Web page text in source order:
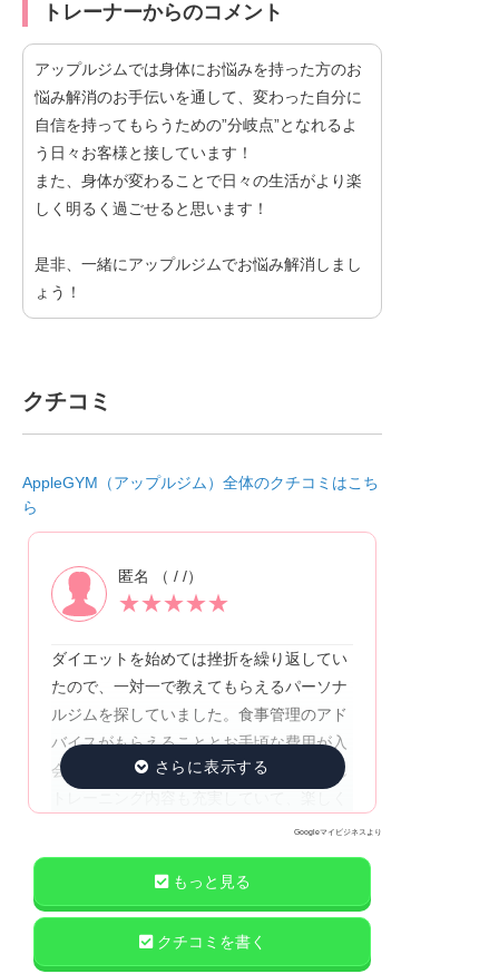
トレーナーからのコメント
アップルジムでは身体にお悩みを持った方のお
悩み解消のお手伝いを通して、変わった自分に
自信を持ってもらうための”分岐点”となれるよ
う日々お客様と接しています！
また、身体が変わることで日々の生活がより楽
しく明るく過ごせると思います！
是非、一緒にアップルジムでお悩み解消しまし
ょう！
クチコミ
AppleGYM（アップルジム）全体のクチコミはこち
ら
匿名 （ / /）
★★★★★
ダイエットを始めては挫折を繰り返してい
たので、一対一で教えてもらえるパーソナ
ルジムを探していました。食事管理のアド
バイスがもらえることとお手頃な費用が入
会の決め手でしたが、食事管理はもちろん
続けられています。もともと運動が苦手な
ので続けられるか不安でしたが、丁寧な指
導・フォームのチェックをしていただける
のでとても満足しています。期待していた
食事のアドバイスもしっかりいただき、減
量に加えて食事内容も改善することができ
Googleマイビジネスより
もっと見る
クチコミを書く